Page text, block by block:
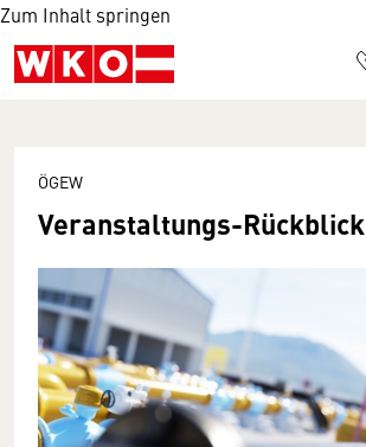
Zum Inhalt springen
ÖGEW
Veranstaltungs-Rückblick